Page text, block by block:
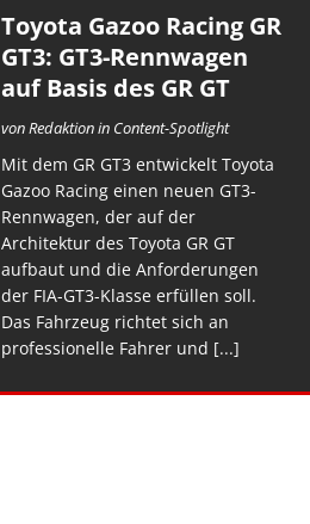
Toyota Gazoo Racing GR
GT3: GT3-Rennwagen
auf Basis des GR GT
von Redaktion in Content-Spotlight
Mit dem GR GT3 entwickelt Toyota
Gazoo Racing einen neuen GT3-
Rennwagen, der auf der
Architektur des Toyota GR GT
aufbaut und die Anforderungen
der FIA-GT3-Klasse erfüllen soll.
Das Fahrzeug richtet sich an
professionelle Fahrer und [...]